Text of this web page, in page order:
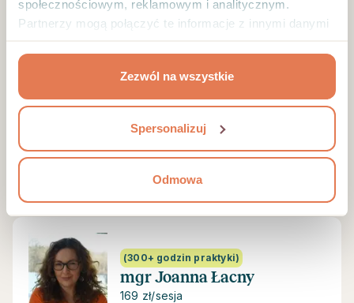
społecznościowym, reklamowym i analitycznym.
Partnerzy mogą połączyć te informacje z innymi danymi
korzystania z ich usług.
Zezwól na wszystkie
Spersonalizuj
Odmowa
Psychoterapeuta, coach
5 osób poleca
„Dopóki nie uczynisz nieświadomego świadomym,
nazywał to przeznaczeniem”. Carl Gustav Jung
(300+ godzin praktyki)
mgr Joanna Łacny
169 zł/sesja